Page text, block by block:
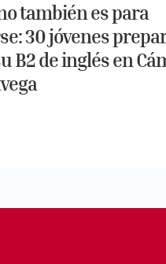
también es para
30 jóvenes
B2 de inglés en